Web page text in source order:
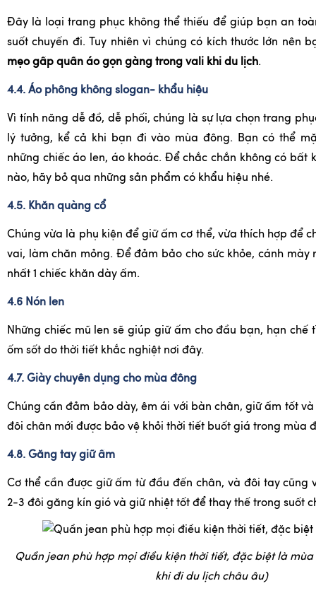
Đây là loại trang phục không thể thiếu để giúp bạn an
suốt chuyến đi. Tuy nhiên vì chúng có kích thước lớn nên
mẹo gấp quần áo gọn gàng trong vali khi du lịch.
4.4. Áo phông không slogan- khẩu hiệu
Vì tính năng dễ đồ, dễ phối, chúng là sự lựa chọn trang
lý tưởng, kể cả khi bạn đi vào mùa đông. Bạn có thể
những chiếc áo len, áo khoác. Để chắc chắn không có bất
nào, hãy bỏ qua những sản phẩm có khẩu hiệu nhé.
4.5. Khăn quàng cổ
Chúng vừa là phụ kiện để giữ ấm cơ thể, vừa thích hợp để
vai, làm chăn mỏng. Để đảm bảo cho sức khỏe, cánh mày
nhất 1 chiếc khăn dày ấm.
4.6 Nón len
Những chiếc mũ len sẽ giúp giữ ấm cho đầu bạn, hạn chế
ốm sốt do thời tiết khắc nghiệt nơi đây.
4.7. Giày chuyên dụng cho mùa đông
Chúng cần đảm bảo dày, êm ái với bàn chân, giữ ấm tốt và
đôi chân mới được bảo vệ khỏi thời tiết buốt giá trong mùa
4.8. Găng tay giữ ấm
Cơ thể cần được giữ ấm từ đầu đến chân, và đôi tay cũng
2-3 đôi găng kín gió và giữ nhiệt tốt để thay thế trong suốt
Quần jean phù hợp mọi điều kiện thời tiết, đặc biệt là
khi đi du lịch châu âu)